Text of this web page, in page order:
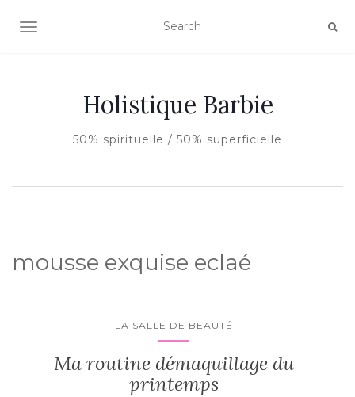
AFFICHER/MASQUER LA NAVIGATION
Holistique Barbie
50% spirituelle / 50% superficielle
mousse exquise eclaé
LA SALLE DE BEAUTÉ
Ma routine démaquillage du
printemps